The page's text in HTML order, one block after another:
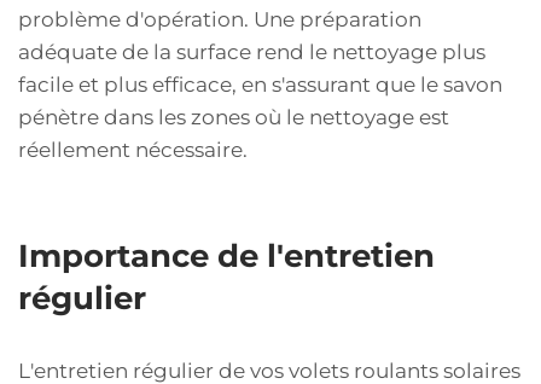
problème d'opération. Une préparation
adéquate de la surface rend le nettoyage plus
facile et plus efficace, en s'assurant que le savon
pénètre dans les zones où le nettoyage est
réellement nécessaire.
Importance de l'entretien
régulier
L'entretien régulier de vos volets roulants solaires